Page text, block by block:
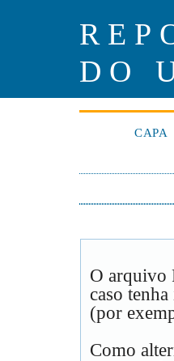
DO
CAPA
O arquivo
caso
(por
Como